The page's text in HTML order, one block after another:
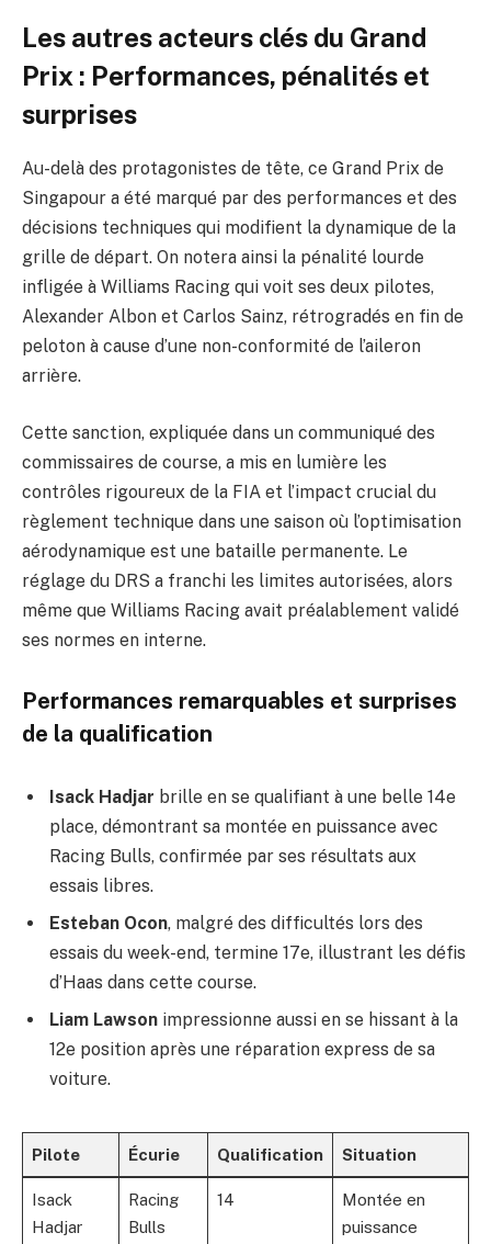
Les autres acteurs clés du Grand
Prix : Performances, pénalités et
surprises
Au-delà des protagonistes de tête, ce Grand Prix de
Singapour a été marqué par des performances et des
décisions techniques qui modifient la dynamique de la
grille de départ. On notera ainsi la pénalité lourde
infligée à Williams Racing qui voit ses deux pilotes,
Alexander Albon et Carlos Sainz, rétrogradés en fin de
peloton à cause d’une non-conformité de l’aileron
arrière.
Cette sanction, expliquée dans un communiqué des
commissaires de course, a mis en lumière les
contrôles rigoureux de la FIA et l’impact crucial du
règlement technique dans une saison où l’optimisation
aérodynamique est une bataille permanente. Le
réglage du DRS a franchi les limites autorisées, alors
même que Williams Racing avait préalablement validé
ses normes en interne.
Performances remarquables et surprises
de la qualification
Isack Hadjar brille en se qualifiant à une belle 14e
place, démontrant sa montée en puissance avec
Racing Bulls, confirmée par ses résultats aux
essais libres.
Esteban Ocon, malgré des difficultés lors des
essais du week-end, termine 17e, illustrant les défis
d’Haas dans cette course.
Liam Lawson impressionne aussi en se hissant à la
12e position après une réparation express de sa
voiture.
Pilote Écurie Qualification Situation
Isack
Hadjar
Racing
Bulls
14
Montée en
puissance